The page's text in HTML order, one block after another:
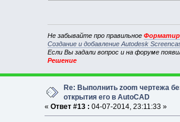
Не забывайте про правильное
Создание и добавление Autodesk
Если Вы задали вопрос и на форуме
Решение
Re: Выполнить zoom чертежа
открытия его в AutoCAD
« Ответ #13 : 04-07-2014, 23:11:33 »